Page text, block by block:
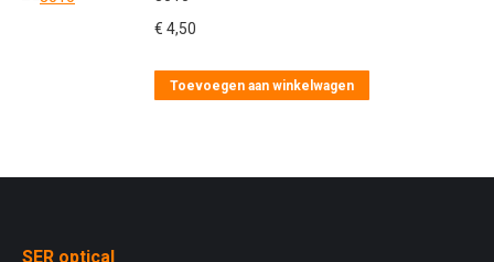
€ 4,50
Toevoegen aan winkelwagen
SER optical